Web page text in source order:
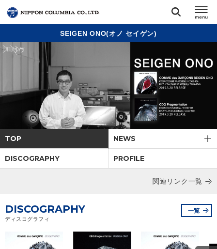
アーティスト
ジャンル
直営ショップ
会社情報
SEIGEN ONO(オノ セイゲン)
TOP NEWS
DISCOGRAPHY PROFILE
関連リンク一覧
DISCOGRAPHY
ディスコグラフィ
一覧